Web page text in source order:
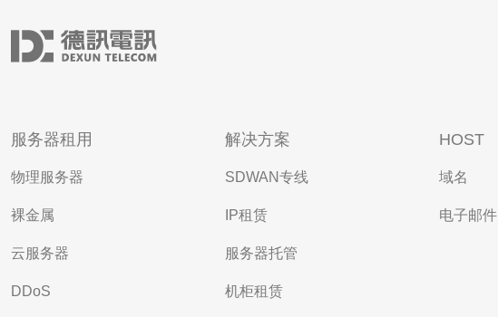
服务器租用
物理服务器
裸金属
云服务器
DDoS
解决方案
SDWAN专线
IP租赁
服务器托管
机柜租赁
HOST
域名
电子邮件